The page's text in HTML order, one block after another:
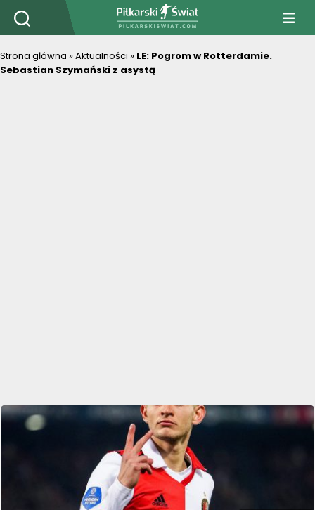
PiłkarskiSwiat.com
Strona główna »Aktualności » LE: Pogrom w Rotterdamie.
Sebastian Szymański z asystą